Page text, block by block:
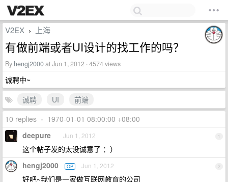
V2EX › 上海
有做前端或者UI设计的找工作的吗？
By hengj2000at Jun 1, 2012 · 4574 views
诚聘中~
诚聘
UI
前端
10 replies • 1970-01-01 08:00:00 +08:00
1
deepure Jun 1, 2012
这个帖子发的太没诚意了 ：）
2
hengj2000 OP Jun 1, 2012
好吧~我们是一家做互联网教育的公司